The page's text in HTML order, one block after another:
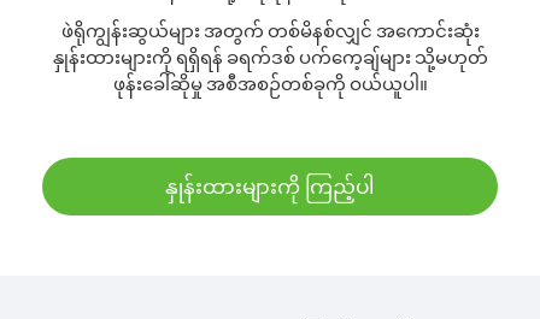
ဖဲရိုကျွန်းဆွယ်များ အတွက် တစ်မိနစ်လျှင် အကောင်းဆုံး
နှုန်းထားများကို ရရှိရန် ခရက်ဒစ် ပက်ကေ့ချ်များ သို့မဟုတ်
ဖုန်းခေါ်ဆိုမှု အစီအစဉ်တစ်ခုကို ဝယ်ယူပါ။
နှုန်းထားများကို ကြည့်ပါ